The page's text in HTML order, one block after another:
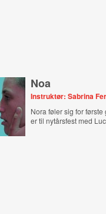
Noa
Instruktør: Sabrina
Nora føler sig for
er til nytårsfest med